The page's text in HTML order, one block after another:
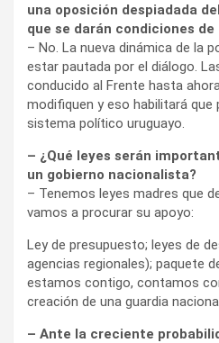
una oposición despiadada
que se darán condiciones
– No. La nueva dinámica de la
estar pautada por el diálogo.
conducido al Frente hasta
modifiquen y eso habilitará que
sistema político uruguayo.
– ¿Qué leyes serán
un gobierno nacionalista?
– Tenemos leyes madres que
vamos a procurar su apoyo:
Ley de presupuesto; leyes de
agencias regionales); paquete
estamos contigo, contamos
creación de una guardia
– Ante la creciente